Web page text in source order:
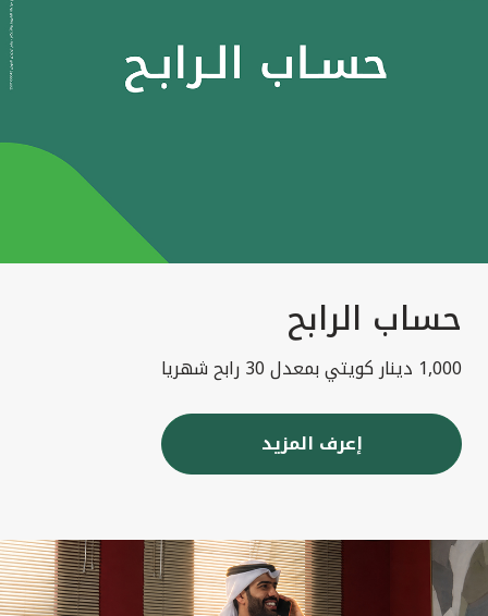
حساب الرابح
1,000 دينار كويتي بمعدل 30 رابح شهريا
إعرف المزيد